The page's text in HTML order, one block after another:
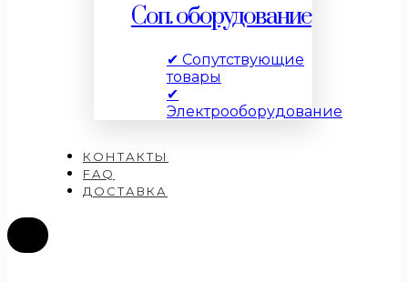
Соп. оборудование
✔ Сопутствующие
товары
✔
Электрооборудование
КОНТАКТЫ
FAQ
ДОСТАВКА